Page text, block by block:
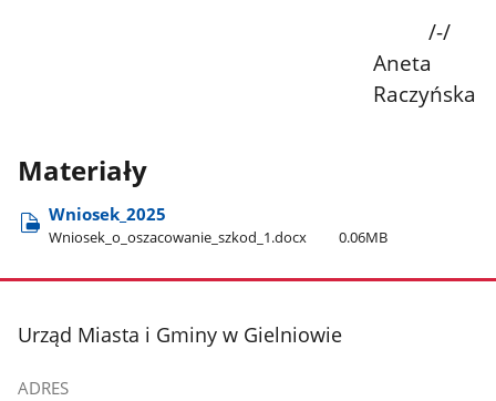
/-/
Aneta
Raczyńska
Materiały
Wniosek​_2025
Wniosek​_o​_oszacowanie​_szkod​_1.docx 0.06MB
stopka
Urząd Miasta i Gminy w Gielniowie
ADRES